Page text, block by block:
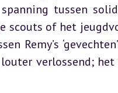
tussen
scouts of het
Remy’s
verlossend;